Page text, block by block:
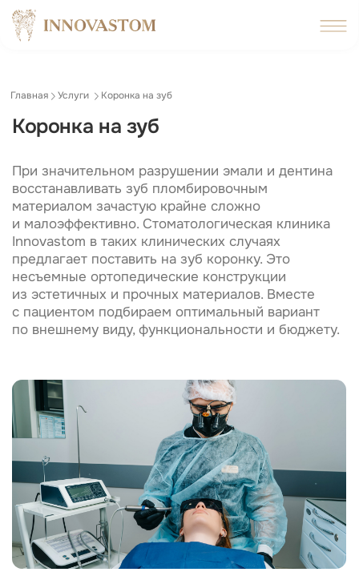
Коронка на зуб
Что такое зубная коронка
Это дентальный протез, который достоверно
воспроизводит внешний вид и восстанавливает
функциональность коронковой (верхней) части
зуба, если она была частично или даже полностью
разрушена. Если своевременно не установить
При значительном разрушении эмали и дентина
материалом зачастую крайне сложно
и малоэффективно. Стоматологическая клиника
Innovastom в таких клинических случаях
предлагает поставить на зуб коронку. Это
несъемные ортопедические конструкции
из эстетичных и прочных материалов. Вместе
с пациентом подбираем оптимальный вариант
по внешнему виду, функциональности и бюджету.